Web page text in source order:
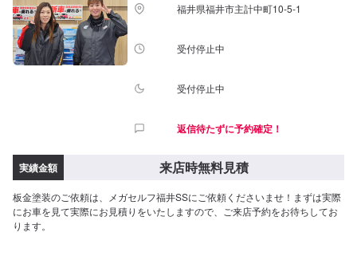
福井県福井市主計中町10-5-1
受付停止中
受付停止中
返信待たずに予約確定！
実績金額 来店時無料見積
板金塗装のご依頼は、メガセルフ福井SSにご依頼くださいませ！まずは実際
にお車を見て実際にお見積りをいたしますので、ご来店予約をお待ちしてお
ります。